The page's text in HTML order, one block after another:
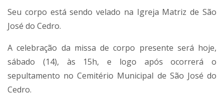
Seu corpo está sendo velado na Igreja Matriz de São
José do Cedro.
A celebração da missa de corpo presente será hoje,
sábado (14), às 15h, e logo após ocorrerá o
sepultamento no Cemitério Municipal de São José do
Cedro.